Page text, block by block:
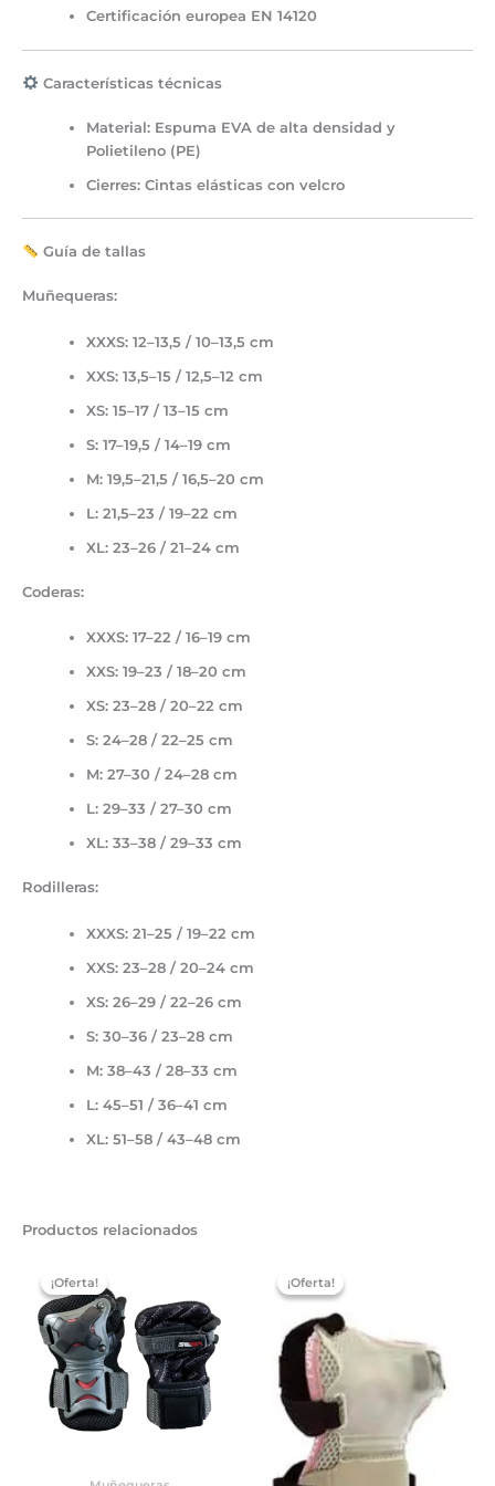
Certificación europea EN 14120
Características técnicas
Material: Espuma EVA de alta densidad y
Polietileno (PE)
Cierres: Cintas elásticas con velcro
Guía de tallas
Muñequeras:
XXXS: 12–13,5 / 10–13,5 cm
XXS: 13,5–15 / 12,5–12 cm
XS: 15–17 / 13–15 cm
S: 17–19,5 / 14–19 cm
M: 19,5–21,5 / 16,5–20 cm
L: 21,5–23 / 19–22 cm
XL: 23–26 / 21–24 cm
Coderas:
XXXS: 17–22 / 16–19 cm
XXS: 19–23 / 18–20 cm
XS: 23–28 / 20–22 cm
S: 24–28 / 22–25 cm
M: 27–30 / 24–28 cm
L: 29–33 / 27–30 cm
XL: 33–38 / 29–33 cm
Rodilleras:
XXXS: 21–25 / 19–22 cm
XXS: 23–28 / 20–24 cm
XS: 26–29 / 22–26 cm
S: 30–36 / 23–28 cm
M: 38–43 / 28–33 cm
L: 45–51 / 36–41 cm
XL: 51–58 / 43–48 cm
Productos relacionados
¡Oferta!
¡Oferta!
era:
19,90 €.
es:
14,00 €.
¡Oferta!
¡Oferta!